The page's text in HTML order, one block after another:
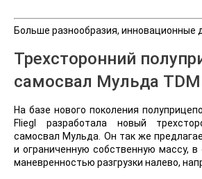
Больше разнообразия, инновационные
Трехсторонний
самосвал Мульда
На базе нового поколения
Fliegl разработала новый
самосвал Мульда. Он так же
и ограниченную собственную массу, в
маневренностью разгрузки налево,